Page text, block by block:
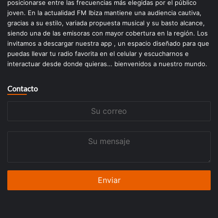
posicionarse entre las frecuencias más elegidas por el público
joven. En la actualidad FM Ibiza mantiene una audiencia cautiva,
gracias a su estilo, variada propuesta musical y su basto alcance,
siendo una de las emisoras con mayor cobertura en la región. Los
invitamos a descargar nuestra app , un espacio diseñado para que
puedas llevar tu radio favorita en el celular y escucharnos e
interactuar desde donde quieras… bienvenidos a nuestro mundo.
Contacto